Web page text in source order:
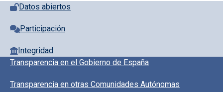
Pie de página con iconos
Datos abiertos
Participación
Integridad
Pie de pagina información
Transparencia en el Gobierno de España
Transparencia en otras Comunidades Autónomas